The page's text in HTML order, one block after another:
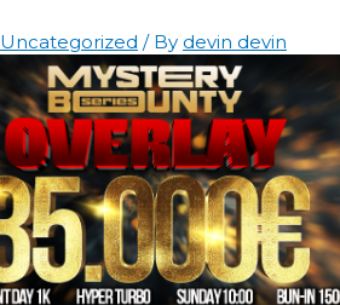
Uncategorized / By devin devin